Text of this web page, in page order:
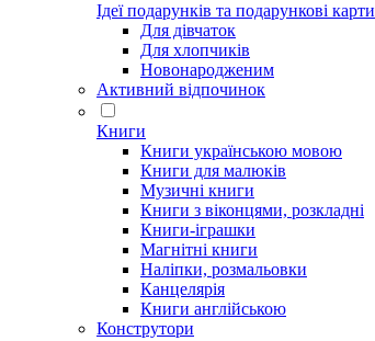
Ідеї ​​подарунків та подарункові карти
Для дівчаток
Для хлопчиків
Новонародженим
Активний відпочинок
Книги
Книги українською мовою
Книги для малюків
Музичні книги
Книги з віконцями, розкладні
Книги-іграшки
Магнітні книги
Наліпки, розмальовки
Канцелярія
Книги англійською
Конструтори